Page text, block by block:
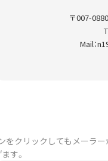
〒007-
Mail：
をクリックしてもメーラ
す。